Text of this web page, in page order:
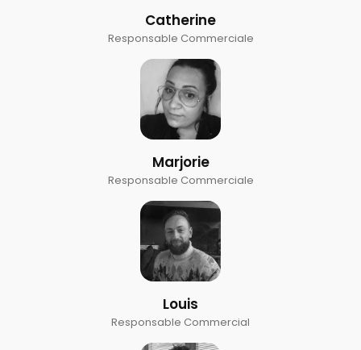
Catherine
Responsable Commerciale
Marjorie
Responsable Commerciale
Louis
Responsable Commercial